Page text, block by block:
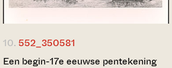
10. 552_350581
Een begin-17e eeuwse pentekening